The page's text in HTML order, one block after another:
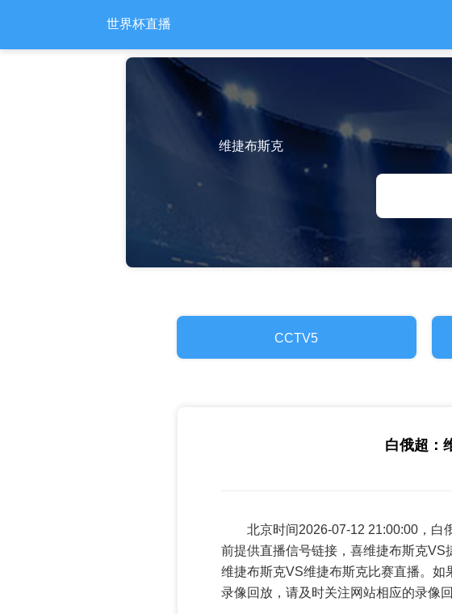
世界杯直播
维捷布斯克
CCTV5
白俄超：
北京时间2026-07-12 21:00:00，白
前提供直播信号链接，喜维捷布斯克
维捷布斯克VS维捷布斯克比赛直播。
录像回放，请及时关注网站相应的录像回